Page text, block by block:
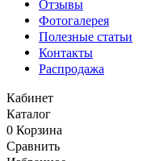
Отзывы
Фотогалерея
Полезные статьи
Контакты
Распродажа
Кабинет
Каталог
0 Корзина
Сравнить